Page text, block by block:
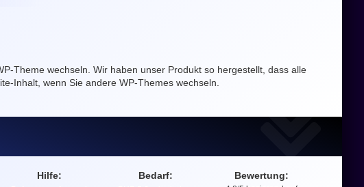
Theme wechseln. Wir haben unser Produkt so hergestellt, dass alle
Inhalt, wenn Sie andere WP-Themes wechseln.
Hilfe: Bedarf:
Bewertung: